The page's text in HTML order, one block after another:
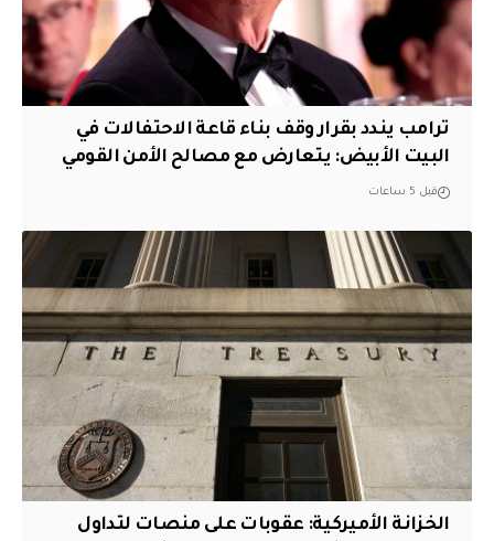
ترامب يندد بقرار وقف بناء قاعة الاحتفالات في
البيت الأبيض: يتعارض مع مصالح الأمن القومي
قبل 5 ساعات
الخزانة الأميركية: عقوبات على منصات لتداول